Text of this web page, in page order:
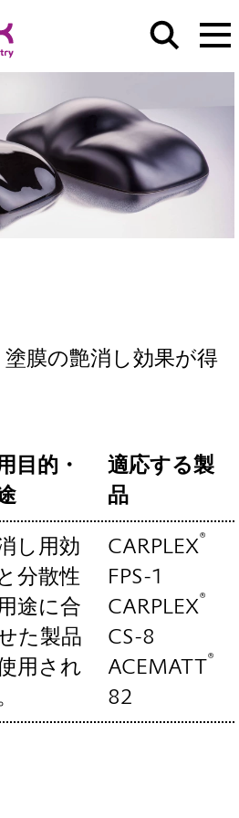
膜の艶消し効果が得
目的・
適応する製
品
し用効
分散性
途に合
た製品
用され
CARPLEX®
FPS-1
CARPLEX®
CS-8
ACEMATT®
82